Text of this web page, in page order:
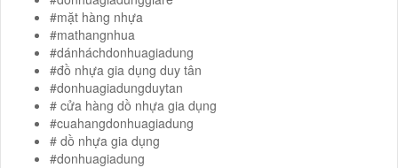
#mặt hàng nhựa
#mathangnhua
#dánháchdonhuagiadung
#đồ nhựa gia dụng duy tân
#donhuagiadungduytan
# cửa hàng dồ nhựa gia dụng
#cuahangdonhuagiadung
# dồ nhựa gia dụng
#donhuagiadung